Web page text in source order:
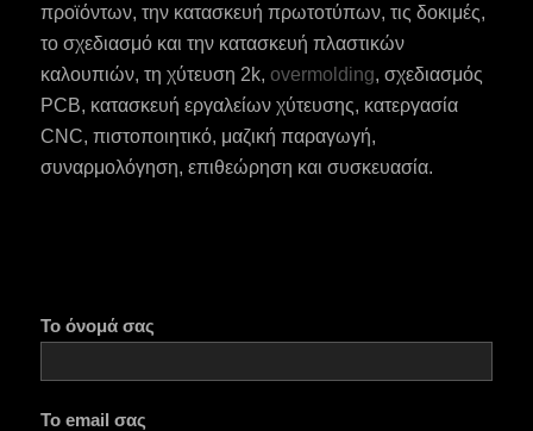
προϊόντων, την κατασκευή πρωτοτύπων, τις δοκιμές,
το σχεδιασμό και την κατασκευή πλαστικών
καλουπιών, τη χύτευση 2k, overmolding, σχεδιασμός
PCB, κατασκευή εργαλείων χύτευσης, κατεργασία
CNC, πιστοποιητικό, μαζική παραγωγή,
συναρμολόγηση, επιθεώρηση και συσκευασία.
Το όνομά σας
Το email σας